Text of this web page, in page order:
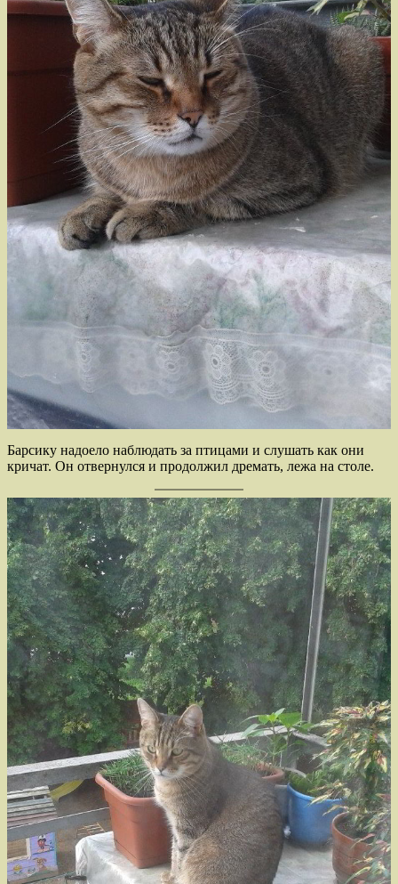
Барсику надоело наблюдать за птицами и слушать как они
кричат. Он отвернулся и продолжил дремать, лежа на столе.